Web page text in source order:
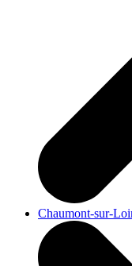
Chaumont-sur-